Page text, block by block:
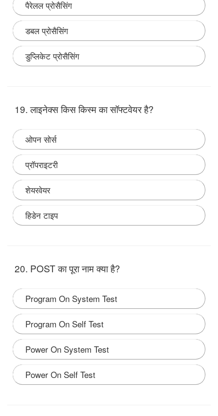
पैरेलल प्रोसैसिंग
डबल प्रोसैसिंग
डुप्लिकेट प्रोसैसिंग
19. लाइनेक्स किस किस्म का सॉफ्टवेयर है?
ओपन सोर्स
प्रॉपराइटरी
शेयरवेयर
हिडेन टाइप
20. POST का पूरा नाम क्या है?
Program On System Test
Program On Self Test
Power On System Test
Power On Self Test